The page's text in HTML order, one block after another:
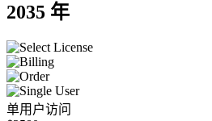
2035 年
单用户访问